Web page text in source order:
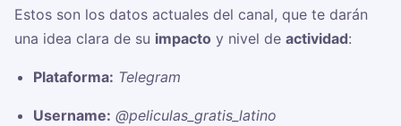
Estos son los datos actuales del canal, que te darán
una idea clara de su impacto y nivel de actividad:
Plataforma: Telegram
Username: @peliculas_gratis_latino